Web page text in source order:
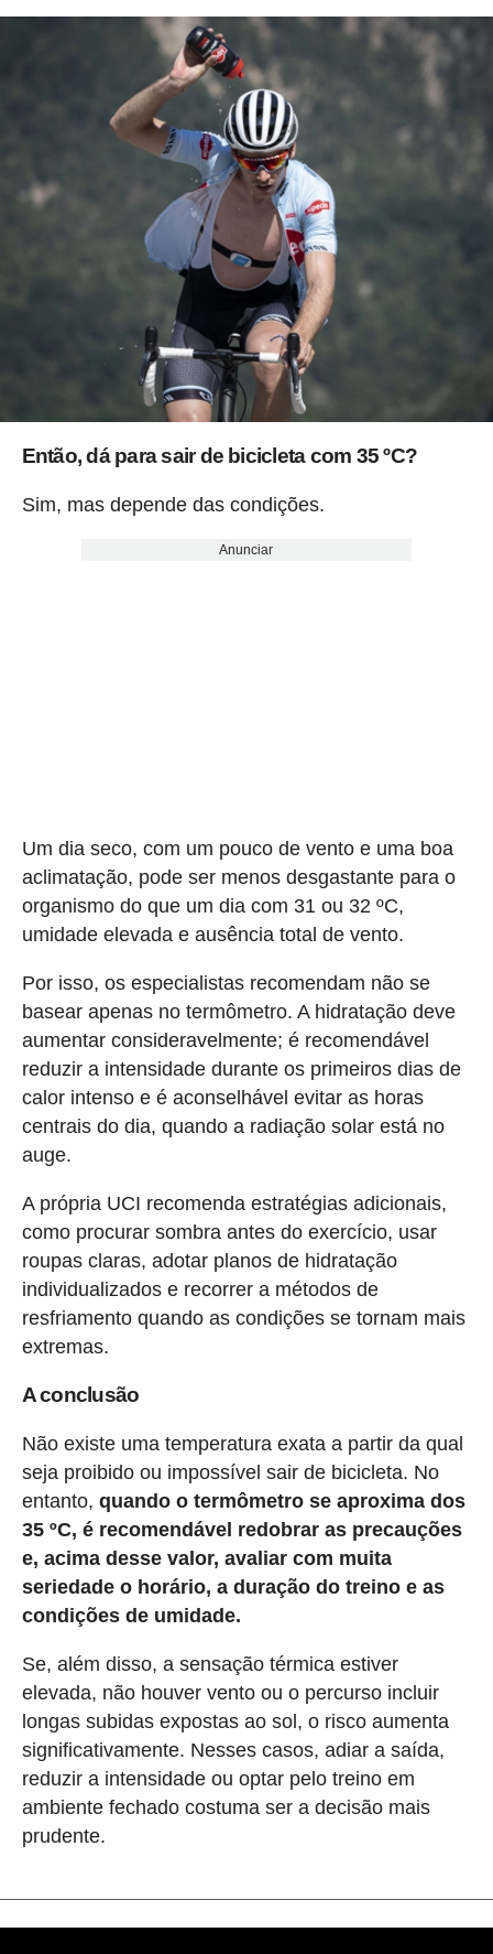
Então, dá para sair de bicicleta com 35 ºC?
Sim, mas depende das condições.
Anunciar
Um dia seco, com um pouco de vento e uma boa
aclimatação, pode ser menos desgastante para o
organismo do que um dia com 31 ou 32 ºC,
umidade elevada e ausência total de vento.
Por isso, os especialistas recomendam não se
basear apenas no termômetro. A hidratação deve
aumentar consideravelmente; é recomendável
reduzir a intensidade durante os primeiros dias de
calor intenso e é aconselhável evitar as horas
centrais do dia, quando a radiação solar está no
auge.
A própria UCI recomenda estratégias adicionais,
como procurar sombra antes do exercício, usar
roupas claras, adotar planos de hidratação
individualizados e recorrer a métodos de
resfriamento quando as condições se tornam mais
extremas.
A conclusão
Não existe uma temperatura exata a partir da qual
seja proibido ou impossível sair de bicicleta. No
entanto, quando o termômetro se aproxima dos
35 ºC, é recomendável redobrar as precauções
e, acima desse valor, avaliar com muita
seriedade o horário, a duração do treino e as
condições de umidade.
Se, além disso, a sensação térmica estiver
elevada, não houver vento ou o percurso incluir
longas subidas expostas ao sol, o risco aumenta
significativamente. Nesses casos, adiar a saída,
reduzir a intensidade ou optar pelo treino em
ambiente fechado costuma ser a decisão mais
prudente.